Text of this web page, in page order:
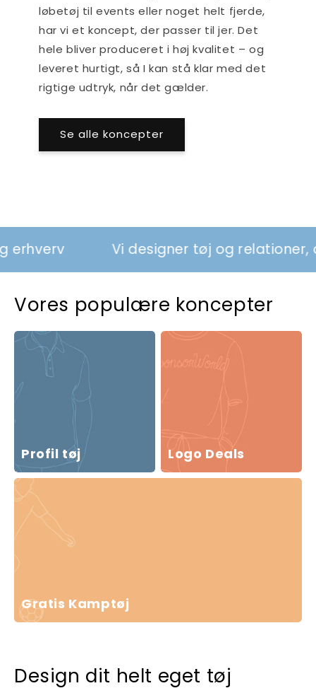
løbetøj til events eller noget helt fjerde,
har vi et koncept, der passer til jer. Det
hele bliver produceret i høj kvalitet – og
leveret hurtigt, så I kan stå klar med det
rigtige udtryk, når det gælder.
Se alle koncepter
Vi designer tøj og relationer, der
Vores populære koncepter
Profil tøj Logo Deals
Gratis Kamptøj
Design dit helt eget tøj